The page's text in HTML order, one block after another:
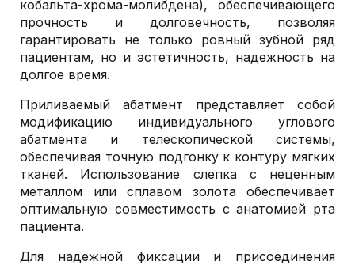
кобальта-хрома-молибдена), обеспечивающего
прочность и долговечность, позволяя
гарантировать не только ровный зубной ряд
пациентам, но и эстетичность, надежность на
долгое время.
Приливаемый абатмент представляет собой
модификацию индивидуального углового
абатмента и телескопической системы,
обеспечивая точную подгонку к контуру мягких
тканей. Использование слепка с неценным
металлом или сплавом золота обеспечивает
оптимальную совместимость с анатомией рта
пациента.
Для надежной фиксации и присоединения